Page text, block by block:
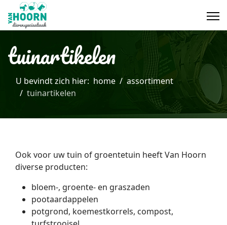
tuinartikelen
U bevindt zich hier: home
assortiment
tuinartikelen
Ook voor uw tuin of groentetuin heeft Van Hoorn
diverse producten:
bloem-, groente- en graszaden
pootaardappelen
potgrond, koemestkorrels, compost,